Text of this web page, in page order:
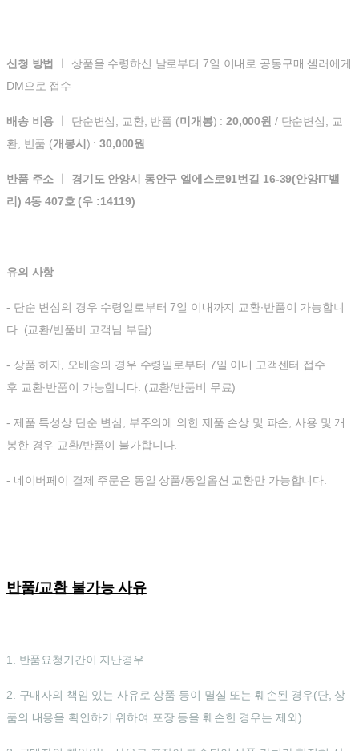
신청 방법 ㅣ 상품을 수령하신 날로부터 7일 이내로 공동구매 셀러에게
DM으로 접수
배송 비용 ㅣ 단순변심, 교환, 반품 (미개봉) : 20,000원 / 단순변심, 교
환, 반품 (개봉시 ) :30,000원
반품 주소 ㅣ 경기도 안양시 동안구 엘에스로91번길 16-39(안양IT밸
리) 4동 407호 (우 :14119)
유의 사항
- 단순 변심의 경우 수령일로부터 7일 이내까지 교환∙반품이 가능합니
다. (교환/반품비 고객님 부담)
- 상품 하자, 오배송의 경우 수령일로부터 7일 이내 고객센터 접수
후 교환∙반품이 가능합니다. (교환/반품비 무료)
- 제품 특성상 단순 변심, 부주의에 의한 제품 손상 및 파손, 사용 및 개
봉한 경우 교환/반품이 불가합니다.
- 네이버페이 결제 주문은 동일 상품/동일옵션 교환만 가능합니다.
반품/교환 불가능 사유
1. 반품요청기간이 지난경우
2. 구매자의 책임 있는 사유로 상품 등이 멸실 또는 훼손된 경우(단, 상
품의 내용을 확인하기 위하여 포장 등을 훼손한 경우는 제외)